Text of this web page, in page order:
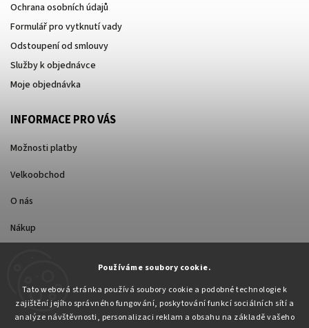
Používáme soubory cookie.
Tato webová stránka používá soubory cookie a podobné technologie k
zajištění jejího správného fungování, poskytování funkcí sociálních sítí a
analýze návštěvnosti, personalizaci reklam a obsahu na základě vašeho
Ochrana osobních údajů
Formulář pro vytknutí vady
Odstoupení od smlouvy
Služby k objednávce
Moje objednávka
INFORMACE PRO VÁS
Možnosti platby
Velkoobchod
O nás
Nákup